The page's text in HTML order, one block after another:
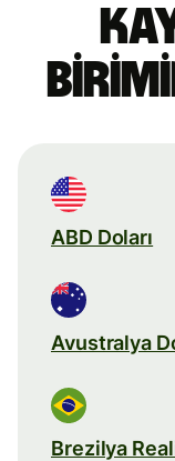
ABD Doları
Avustralya
Brezilya